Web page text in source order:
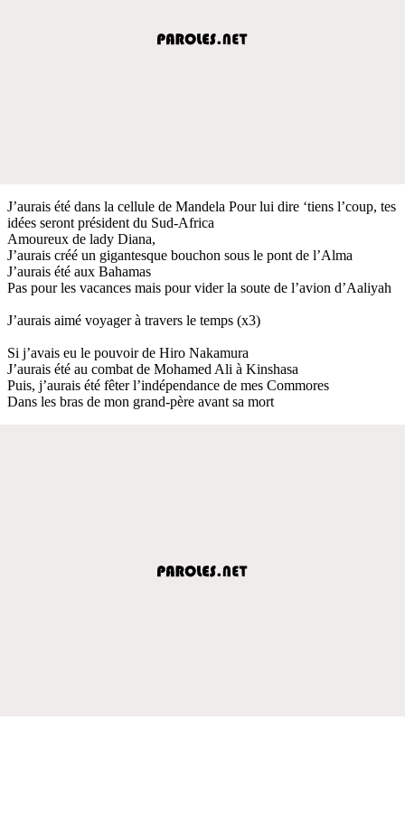
J’aurais été dans la cellule de Mandela Pour lui dire ‘tiens l’coup, tes
idées seront président du Sud-Africa
Amoureux de lady Diana,
J’aurais créé un gigantesque bouchon sous le pont de l’Alma
J’aurais été aux Bahamas
Pas pour les vacances mais pour vider la soute de l’avion d’Aaliyah
J’aurais aimé voyager à travers le temps (x3)
Si j’avais eu le pouvoir de Hiro Nakamura
J’aurais été au combat de Mohamed Ali à Kinshasa
Puis, j’aurais été fêter l’indépendance de mes Commores
Dans les bras de mon grand-père avant sa mort